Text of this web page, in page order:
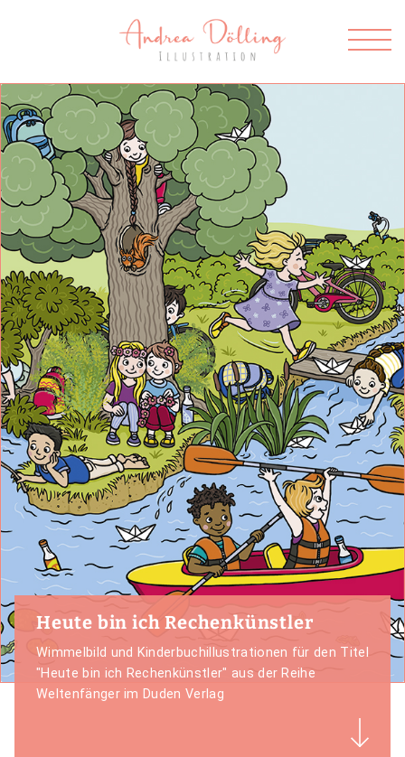
Heute bin ich Rechenkünstler
Wimmelbild und Kinderbuchillustrationen für den Titel
"Heute bin ich Rechenkünstler" aus der Reihe
Weltenfänger im Duden Verlag